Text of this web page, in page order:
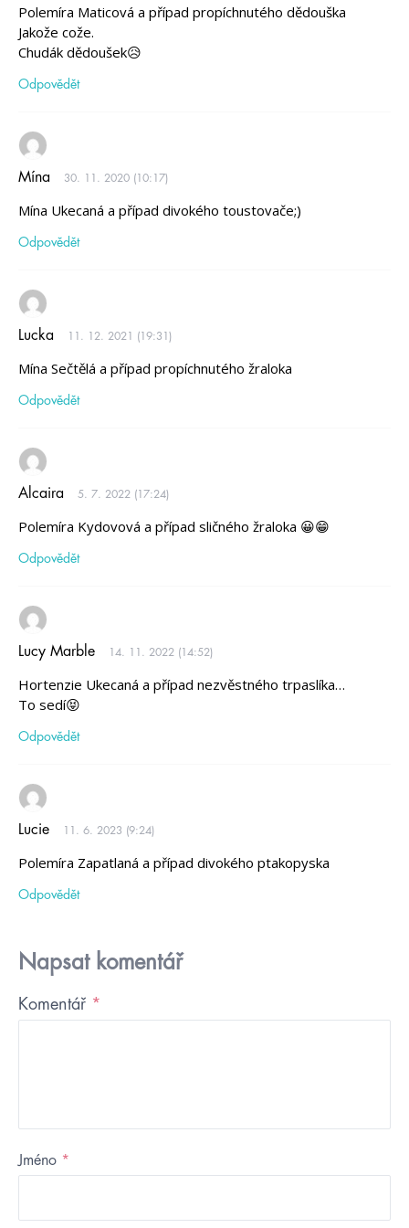
Polemíra Maticová a případ propíchnutého dědouška
Jakože cože.
Chudák dědoušek😥
Odpovědět
Mína 30. 11. 2020 (10:17)
Mína Ukecaná a případ divokého toustovače;)
Odpovědět
Lucka 11. 12. 2021 (19:31)
Mína Sečtělá a případ propíchnutého žraloka
Odpovědět
Alcaira 5. 7. 2022 (17:24)
Polemíra Kydovová a případ sličného žraloka 😀😁
Odpovědět
Lucy Marble 14. 11. 2022 (14:52)
Hortenzie Ukecaná a případ nezvěstného trpaslíka…
To sedí😝
Odpovědět
Lucie 11. 6. 2023 (9:24)
Polemíra Zapatlaná a případ divokého ptakopyska
Odpovědět
Napsat komentář
Komentář *
Jméno *